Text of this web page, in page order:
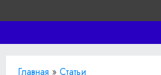
Главная » Статьи